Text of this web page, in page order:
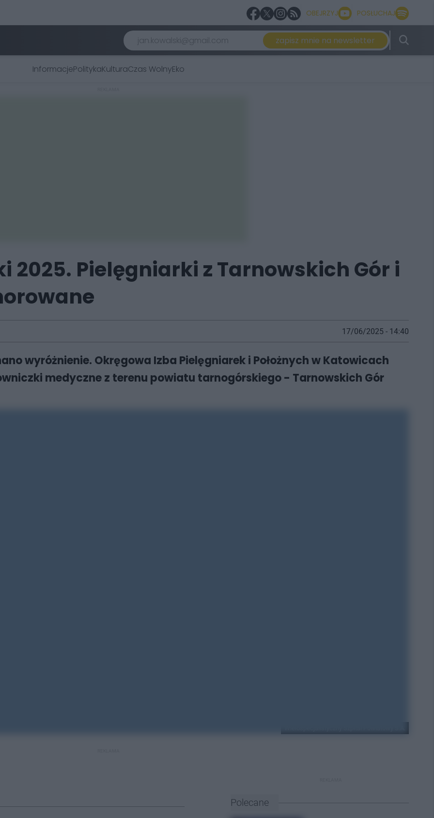
OBEJRZYJ POSŁUCHAJ
zapisz mnie na newsletter
InformacjePolitykaKulturaCzas WolnyEko
2025. Pielęgniarki z Tarnowskich Gór i
17/06/2025 - 14:40
wyróżnienie. Okręgowa Izba Pielęgniarek i Położnych w Katowicach
medyczne z terenu powiatu tarnogórskiego - Tarnowskich Gór
Polecane